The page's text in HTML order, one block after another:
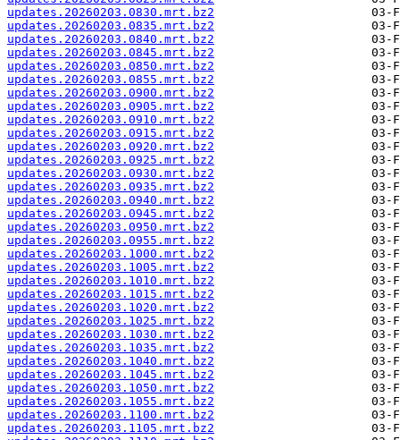
updates.20260203.0830.mrt.bz2
updates.20260203.0835.mrt.bz2
updates.20260203.0840.mrt.bz2
updates.20260203.0845.mrt.bz2
updates.20260203.0850.mrt.bz2
updates.20260203.0855.mrt.bz2
updates.20260203.0900.mrt.bz2
updates.20260203.0905.mrt.bz2
updates.20260203.0910.mrt.bz2
updates.20260203.0915.mrt.bz2
updates.20260203.0920.mrt.bz2
updates.20260203.0925.mrt.bz2
updates.20260203.0930.mrt.bz2
updates.20260203.0935.mrt.bz2
updates.20260203.0940.mrt.bz2
updates.20260203.0945.mrt.bz2
updates.20260203.0950.mrt.bz2
updates.20260203.0955.mrt.bz2
updates.20260203.1000.mrt.bz2
updates.20260203.1005.mrt.bz2
updates.20260203.1010.mrt.bz2
updates.20260203.1015.mrt.bz2
updates.20260203.1020.mrt.bz2
updates.20260203.1025.mrt.bz2
updates.20260203.1030.mrt.bz2
updates.20260203.1035.mrt.bz2
updates.20260203.1040.mrt.bz2
updates.20260203.1045.mrt.bz2
updates.20260203.1050.mrt.bz2
updates.20260203.1055.mrt.bz2
updates.20260203.1100.mrt.bz2
updates.20260203.1105.mrt.bz2